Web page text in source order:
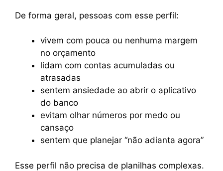
De forma geral, pessoas com esse perfil:
vivem com pouca ou nenhuma margem
no orçamento
lidam com contas acumuladas ou
atrasadas
sentem ansiedade ao abrir o aplicativo
do banco
evitam olhar números por medo ou
cansaço
sentem que planejar “não adianta agora”
Esse perfil não precisa de planilhas complexas.